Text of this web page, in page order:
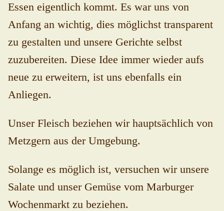
Essen eigentlich kommt. Es war uns von
Anfang an wichtig, dies möglichst transparent
zu gestalten und unsere Gerichte selbst
zuzubereiten. Diese Idee immer wieder aufs
neue zu erweitern, ist uns ebenfalls ein
Anliegen.
Unser Fleisch beziehen wir hauptsächlich von
Metzgern aus der Umgebung.
Solange es möglich ist, versuchen wir unsere
Salate und unser Gemüse vom Marburger
Wochenmarkt zu beziehen.